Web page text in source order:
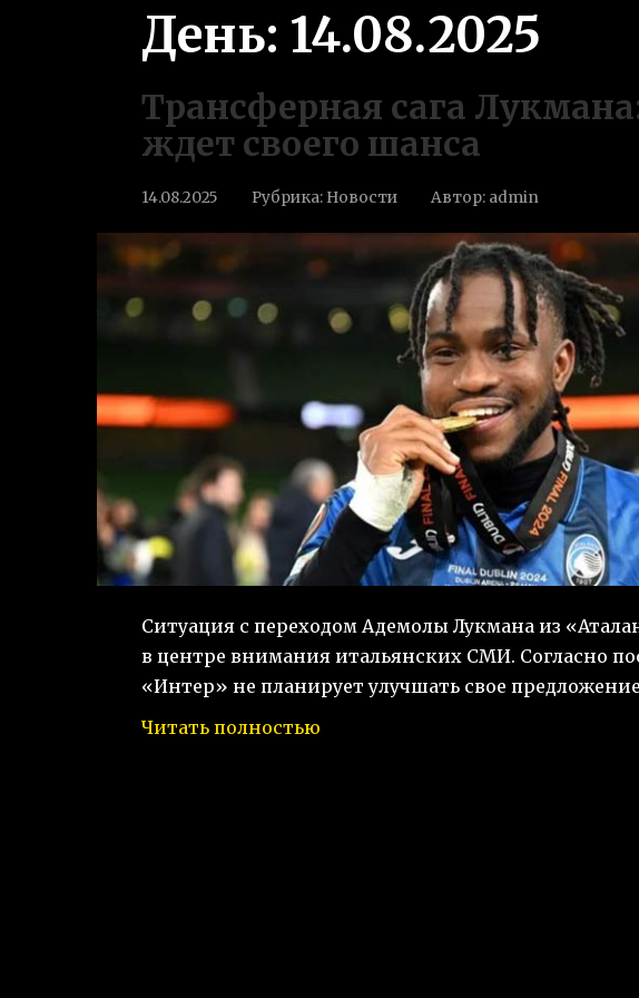
День: 14.08.2025
Трансферная сага
ждет своего шанса
14.08.2025 Рубрика: Новости Автор: admin
Ситуация с переходом Адемолы Лукмана из
в центре внимания итальянских СМИ. Согласно
«Интер» не планирует улучшать свое
Читать полностью